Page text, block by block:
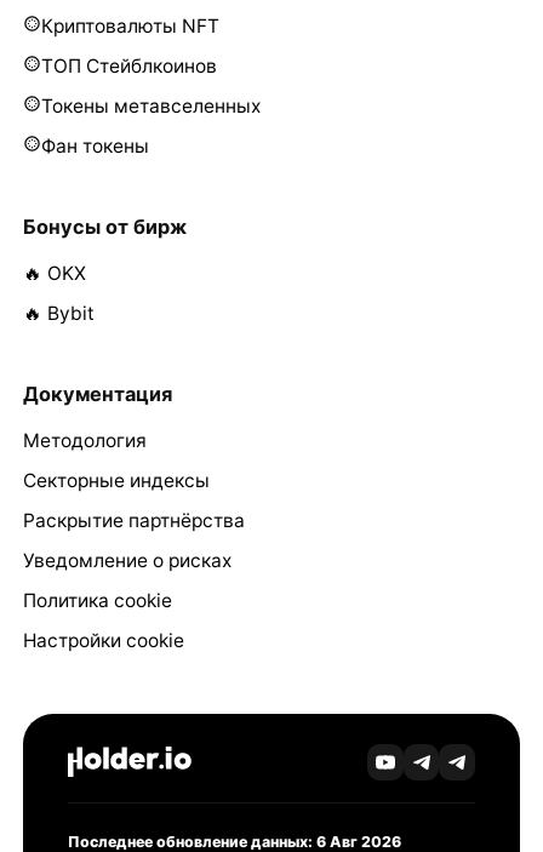
Криптовалюты NFT
ТОП Стейблкоинов
Токены метавселенных
Фан токены
Бонусы от бирж
🔥 OKX
🔥 Bybit
Документация
Методология
Секторные индексы
Раскрытие партнёрства
Уведомление о рисках
Политика cookie
Настройки cookie
Последнее обновление данных: 6 Авг 2026